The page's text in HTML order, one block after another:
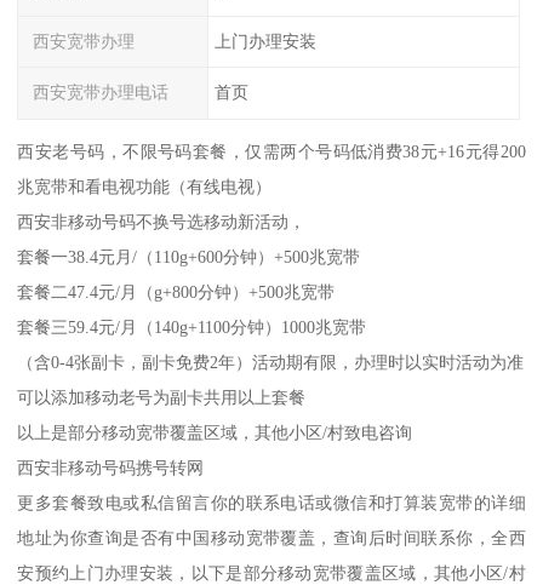
西安宽带办理 上门办理安装
西安宽带办理电话 首页
西安老号码，不限号码套餐，仅需两个号码低消费38元+16元得200
兆宽带和看电视功能（有线电视）
西安非移动号码不换号选移动新活动，
套餐一38.4元月/（110g+600分钟）+500兆宽带
套餐二47.4元/月（g+800分钟）+500兆宽带
套餐三59.4元/月（140g+1100分钟）1000兆宽带
（含0-4张副卡，副卡免费2年）活动期有限，办理时以实时活动为准
可以添加移动老号为副卡共用以上套餐
以上是部分移动宽带覆盖区域，其他小区/村致电咨询
西安非移动号码携号转网
更多套餐致电或私信留言你的联系电话或微信和打算装宽带的详细
地址为你查询是否有中国移动宽带覆盖，查询后时间联系你，全西
安预约上门办理安装，以下是部分移动宽带覆盖区域，其他小区/村